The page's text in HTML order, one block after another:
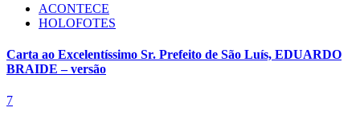
ACONTECE
HOLOFOTES
Carta ao Excelentíssimo Sr. Prefeito de São Luís, EDUARDO
BRAIDE – versão
7